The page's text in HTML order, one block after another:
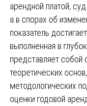
арендной платой,
а в спорах об
показатель
выполненная в
представляет собой
теоретических
методологических
оценки годовой